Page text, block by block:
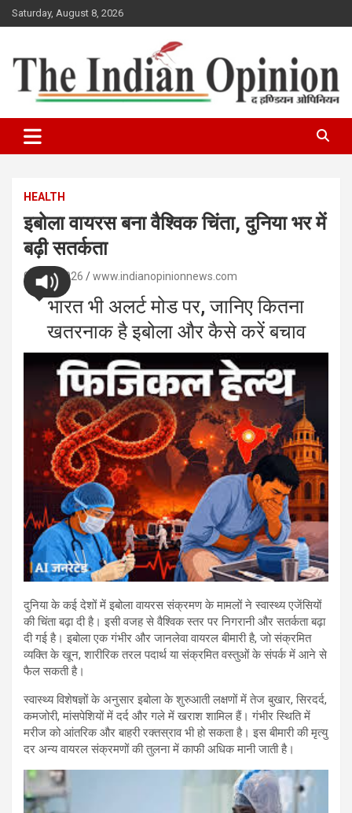
Skip
to
Saturday, August 8, 2026
Indian Opinion News
HEALTH
इबोला वायरस बना वैश्विक चिंता, दुनिया भर में
बढ़ी सतर्कता
01/06/2026 www.indianopinionnews.com
भारत भी अलर्ट मोड पर, जानिए कितना
खतरनाक है इबोला और कैसे करें बचाव
दुनिया के कई देशों में इबोला वायरस संक्रमण के मामलों ने स्वास्थ्य एजेंसियों
की चिंता बढ़ा दी है। इसी वजह से वैश्विक स्तर पर निगरानी और सतर्कता बढ़ा
दी गई है। इबोला एक गंभीर और जानलेवा वायरल बीमारी है, जो संक्रमित
व्यक्ति के खून, शारीरिक तरल पदार्थ या संक्रमित वस्तुओं के संपर्क में आने से
फैल सकती है।
स्वास्थ्य विशेषज्ञों के अनुसार इबोला के शुरुआती लक्षणों में तेज बुखार, सिरदर्द,
कमजोरी, मांसपेशियों में दर्द और गले में खराश शामिल हैं। गंभीर स्थिति में
मरीज को आंतरिक और बाहरी रक्तस्राव भी हो सकता है। इस बीमारी की मृत्यु
दर अन्य वायरल संक्रमणों की तुलना में काफी अधिक मानी जाती है।